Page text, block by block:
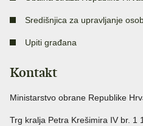
Središnjica za upravljanje
Upiti građana
Kontakt
Ministarstvo obrane Republike
Trg kralja Petra Krešimira IV br. 1